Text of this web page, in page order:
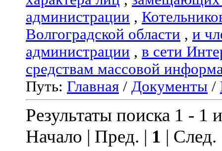
администрации ,
Волгоградской области , и
администрации , в сети
средствам массовой
Путь: Главная / Документы /
Результаты поиска 1 - 1
Начало | Пред. | 1 |